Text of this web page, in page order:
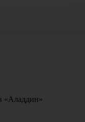
«Аладдин»